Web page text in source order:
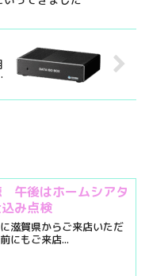
午後はホームシアタ
み点検
滋賀県からご来店いただ
にもご来店...